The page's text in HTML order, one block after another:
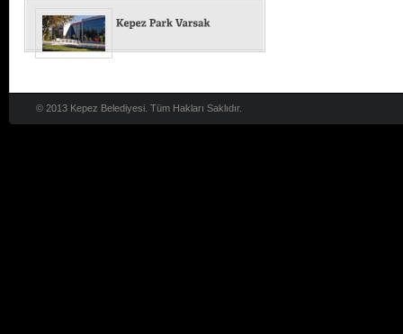
© 2013 Kepez Belediyesi. Tüm Hakları Saklıdır.